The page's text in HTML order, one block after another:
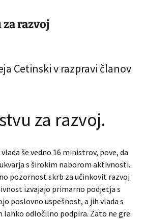
razvoj
Cetinski v razpravi članov
za razvoj.
še vedno 16 ministrov, pove, da
s širokim naborom aktivnosti.
pozornost skrb za učinkovit razvoj
izvajajo primarno podjetja s
poslovno uspešnost, a jih vlada s
odločilno podpira. Zato ne gre